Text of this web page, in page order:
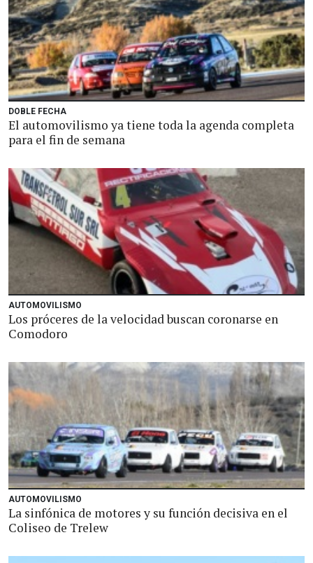
DOBLE FECHA
El automovilismo ya tiene toda la agenda completa
para el fin de semana
AUTOMOVILISMO
Los próceres de la velocidad buscan coronarse en
Comodoro
AUTOMOVILISMO
La sinfónica de motores y su función decisiva en el
Coliseo de Trelew